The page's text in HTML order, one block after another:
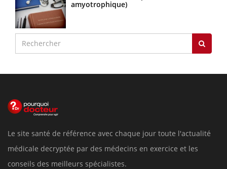
amyotrophique)
Le site santé de référence avec chaque jour toute l'actualité
médicale decryptée par des médecins en exercice et les
conseils des meilleurs spécialistes.